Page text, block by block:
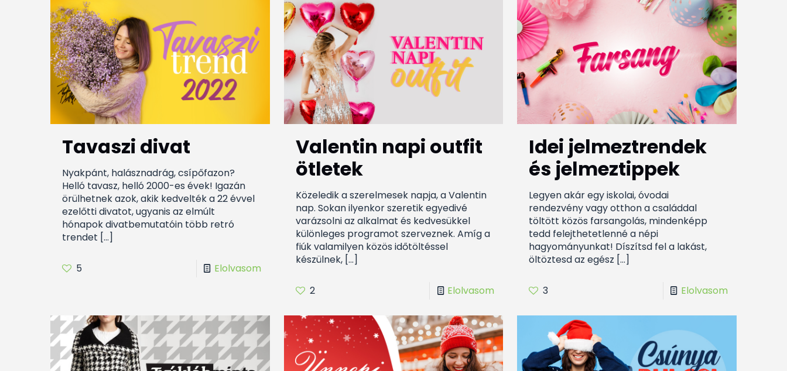
Tavaszi divat
Nyakpánt, halásznadrág, csípőfazon?
Helló tavasz, helló 2000-es évek! Igazán
örülhetnek azok, akik kedvelték a 22 évvel
ezelőtti divatot, ugyanis az elmúlt
hónapok divatbemutatóin több retró
trendet […]
5 Elolvasom
Valentin napi outfit
ötletek
Közeledik a szerelmesek napja, a Valentin
nap. Sokan ilyenkor szeretik egyedivé
varázsolni az alkalmat és kedvesükkel
különleges programot szerveznek. Amíg a
fiúk valamilyen közös időtöltéssel
készülnek,[…]
2 Elolvasom
Idei jelmeztrendek
és jelmeztippek
Legyen akár egy iskolai, óvodai
rendezvény vagy otthon a családdal
töltött közös farsangolás, mindenképp
tedd felejthetetlenné a népi
hagyományunkat! Díszítsd fel a lakást,
öltöztesd az egész […]
3 Elolvasom